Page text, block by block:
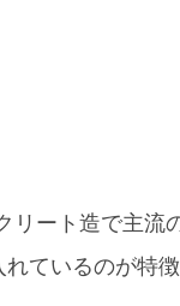
リート造で主流
ているのが特